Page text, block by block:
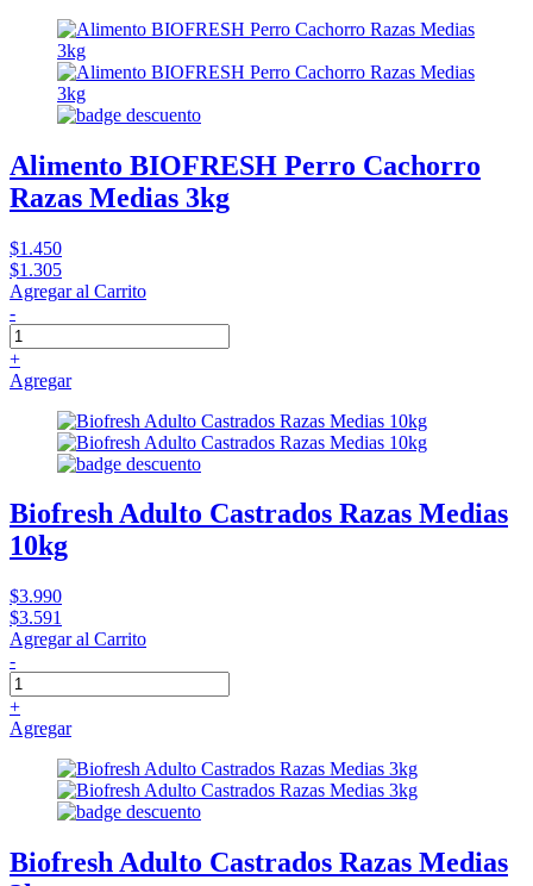
Alimento BIOFRESH Perro Cachorro
Razas Medias 3kg
$1.450
$1.305
Agregar al Carrito
-
+
Agregar
Biofresh Adulto Castrados Razas Medias
10kg
$3.990
$3.591
Agregar al Carrito
-
+
Agregar
Biofresh Adulto Castrados Razas Medias